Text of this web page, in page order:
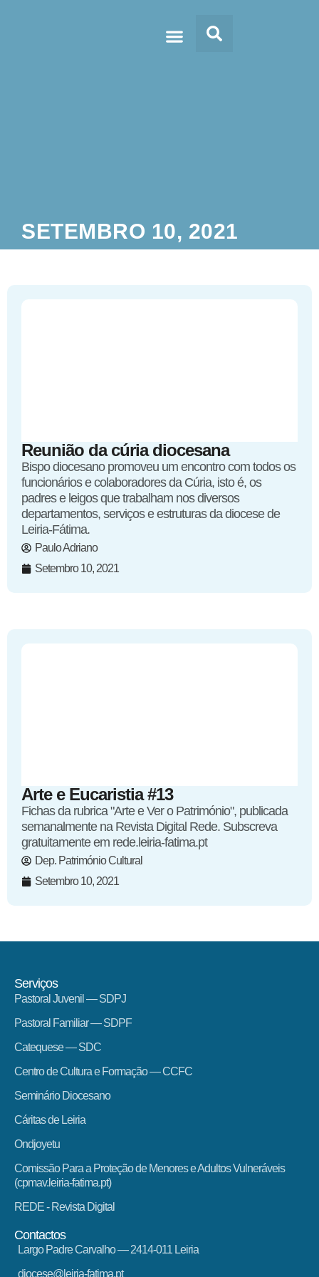
SETEMBRO 10, 2021
Reunião da cúria diocesana
Bispo diocesano promoveu um encontro com todos os
funcionários e colaboradores da Cúria, isto é, os
padres e leigos que trabalham nos diversos
departamentos, serviços e estruturas da diocese de
Leiria-Fátima.
Paulo Adriano
Setembro 10, 2021
Arte e Eucaristia #13
Fichas da rubrica "Arte e Ver o Património", publicada
semanalmente na Revista Digital Rede. Subscreva
gratuitamente em rede.leiria-fatima.pt
Dep. Património Cultural
Setembro 10, 2021
Serviços
Pastoral Juvenil — SDPJ
Pastoral Familiar — SDPF
Catequese — SDC
Centro de Cultura e Formação — CCFC
Seminário Diocesano
Cáritas de Leiria
Ondjoyetu
Comissão Para a Proteção de Menores e Adultos Vulneráveis
(cpmav.leiria-fatima.pt)
REDE - Revista Digital
Contactos
Largo Padre Carvalho — 2414-011 Leiria
diocese@leiria-fatima.pt